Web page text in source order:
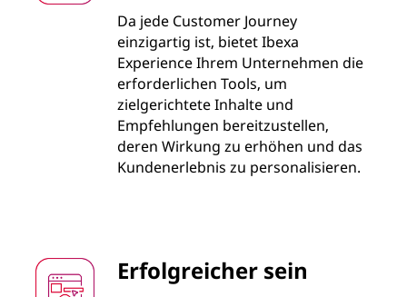
Da jede Customer Journey
einzigartig ist, bietet Ibexa
Experience Ihrem Unternehmen die
erforderlichen Tools, um
zielgerichtete Inhalte und
Empfehlungen bereitzustellen,
deren Wirkung zu erhöhen und das
Kundenerlebnis zu personalisieren.
Erfolgreicher sein